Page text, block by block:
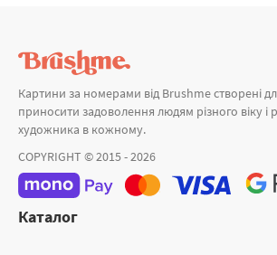
Картини за номерами від Brushme створені
приносити задоволення людям різного віку і
художника в кожному.
COPYRIGHT © 2015 - 2026
Каталог